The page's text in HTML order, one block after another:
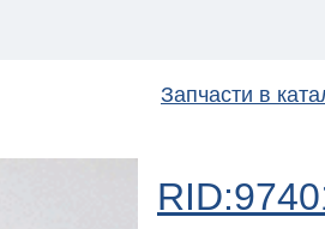
Запчасти в